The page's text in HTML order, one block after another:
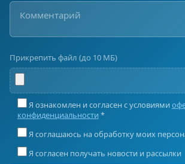
Прикрепить файл (до 10 МБ)
Я ознакомлен и согласен с условиями
конфиденциальности *
Я соглашаюсь на обработку моих
Я согласен получать новости и рассылки